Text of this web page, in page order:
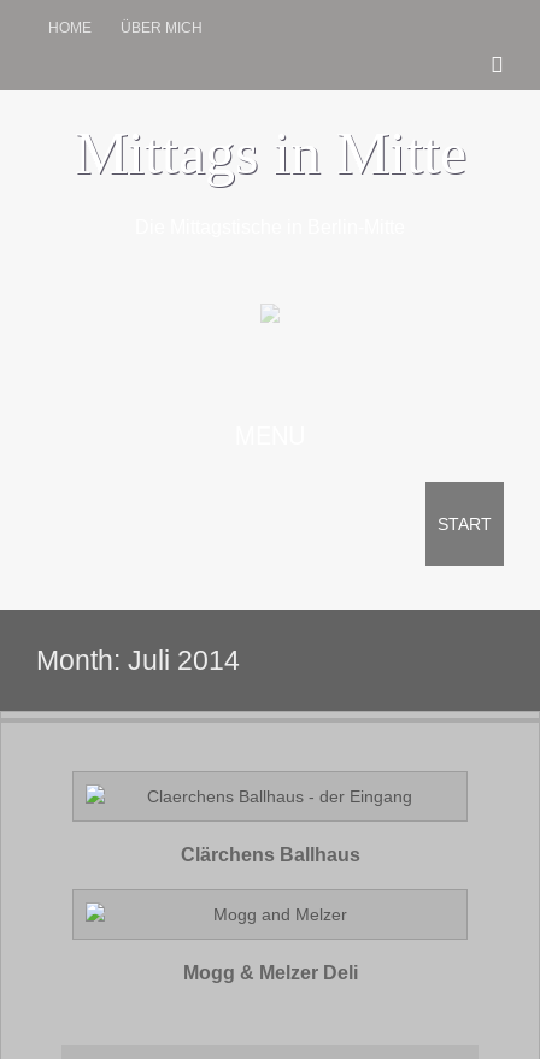
HOME ÜBER MICH
Mittags in Mitte
START
Month: Juli 2014
Clärchens Ballhaus
Mogg & Melzer Deli